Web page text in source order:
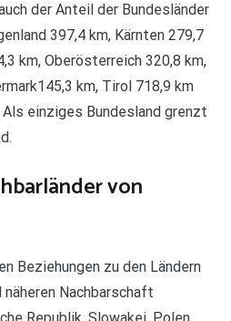
der Anteil der Bundesländer
397,4 km, Kärnten 279,7
km, Oberösterreich 320,8 km,
km, Tirol 718,9 km
Als einziges Bundesland grenzt
von
Beziehungen zu den Ländern
Nachbarschaft